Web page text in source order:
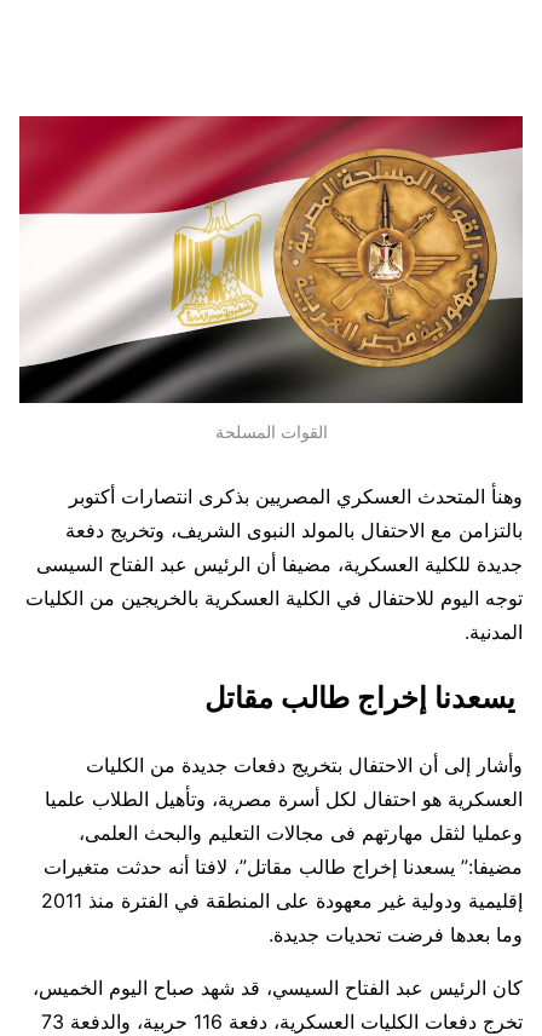
القوات المسلحة
وهنأ المتحدث العسكري المصريين بذكرى انتصارات أكتوبر
بالتزامن مع الاحتفال بالمولد النبوى الشريف، وتخريج دفعة
جديدة للكلية العسكرية، مضيفا أن الرئيس عبد الفتاح السيسى
توجه اليوم للاحتفال في الكلية العسكرية بالخريجين من الكليات
المدنية.
يسعدنا إخراج طالب مقاتل
وأشار إلى أن الاحتفال بتخريج دفعات جديدة من الكليات
العسكرية هو احتفال لكل أسرة مصرية، وتأهيل الطلاب علميا
وعمليا لثقل مهارتهم فى مجالات التعليم والبحث العلمى،
مضيفا:” يسعدنا إخراج طالب مقاتل”، لافتا أنه حدثت متغيرات
إقليمية ودولية غير معهودة على المنطقة في الفترة منذ 2011
وما بعدها فرضت تحديات جديدة.
كان الرئيس عبد الفتاح السيسي، قد شهد صباح اليوم الخميس،
تخرج دفعات الكليات العسكرية، دفعة 116 حربية، والدفعة 73